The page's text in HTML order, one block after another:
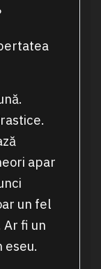
apar
un fel
fi un